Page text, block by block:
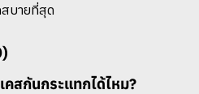
สบายที่สุด
คสกันกระแทกได้ไหม?